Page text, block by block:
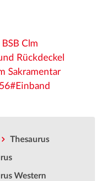
Clm
Rückdeckel
Sakramentar
Thesaurus
Western